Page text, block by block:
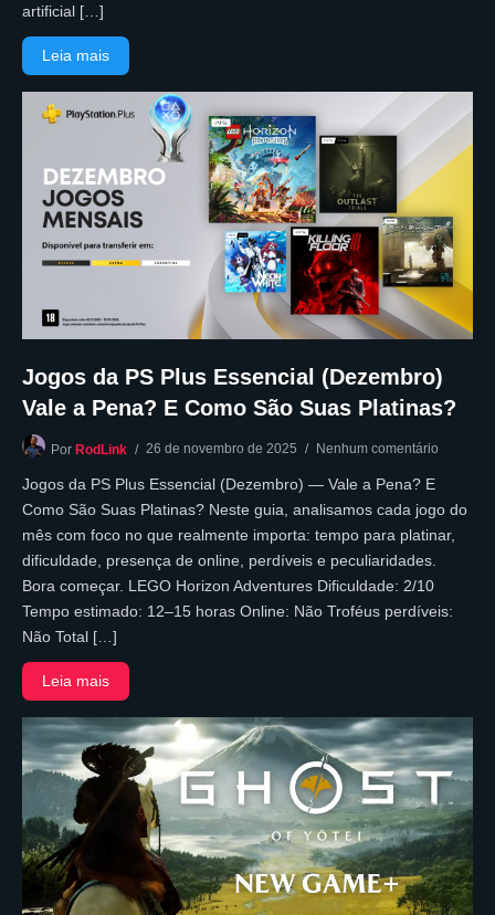
artificial […]
Leia mais
Jogos da PS Plus Essencial (Dezembro)
Vale a Pena? E Como São Suas Platinas?
Por RodLink 26 de novembro de 2025 Nenhum comentário
Jogos da PS Plus Essencial (Dezembro) — Vale a Pena? E
Como São Suas Platinas? Neste guia, analisamos cada jogo do
mês com foco no que realmente importa: tempo para platinar,
dificuldade, presença de online, perdíveis e peculiaridades.
Bora começar. LEGO Horizon Adventures Dificuldade: 2/10
Tempo estimado: 12–15 horas Online: Não Troféus perdíveis:
Não Total […]
Leia mais